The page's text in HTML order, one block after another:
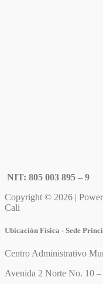
NIT: 805 003 895 – 9
Copyright © 2026 |
Cali
Ubicación Física - Sede
Centro Administrativo
Avenida 2 Norte No. 10 –